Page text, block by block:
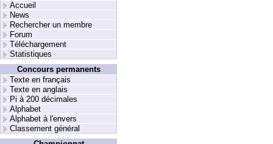
Accueil
News
Rechercher un membre
Forum
Téléchargement
Statistiques
Concours permanents
Texte en français
Texte en anglais
Pi à 200 décimales
Alphabet
Alphabet à l'envers
Classement général